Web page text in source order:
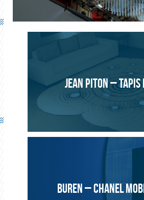
MISE EN VALEUR D'UN CENTRE
Art Project
2009, Le Havre
Solution Lightex® sur mesure.
Nuages lumineux composés de
plaques de polycarbonate.
JEAN PITON – TAPIS
BUREN – CHANEL